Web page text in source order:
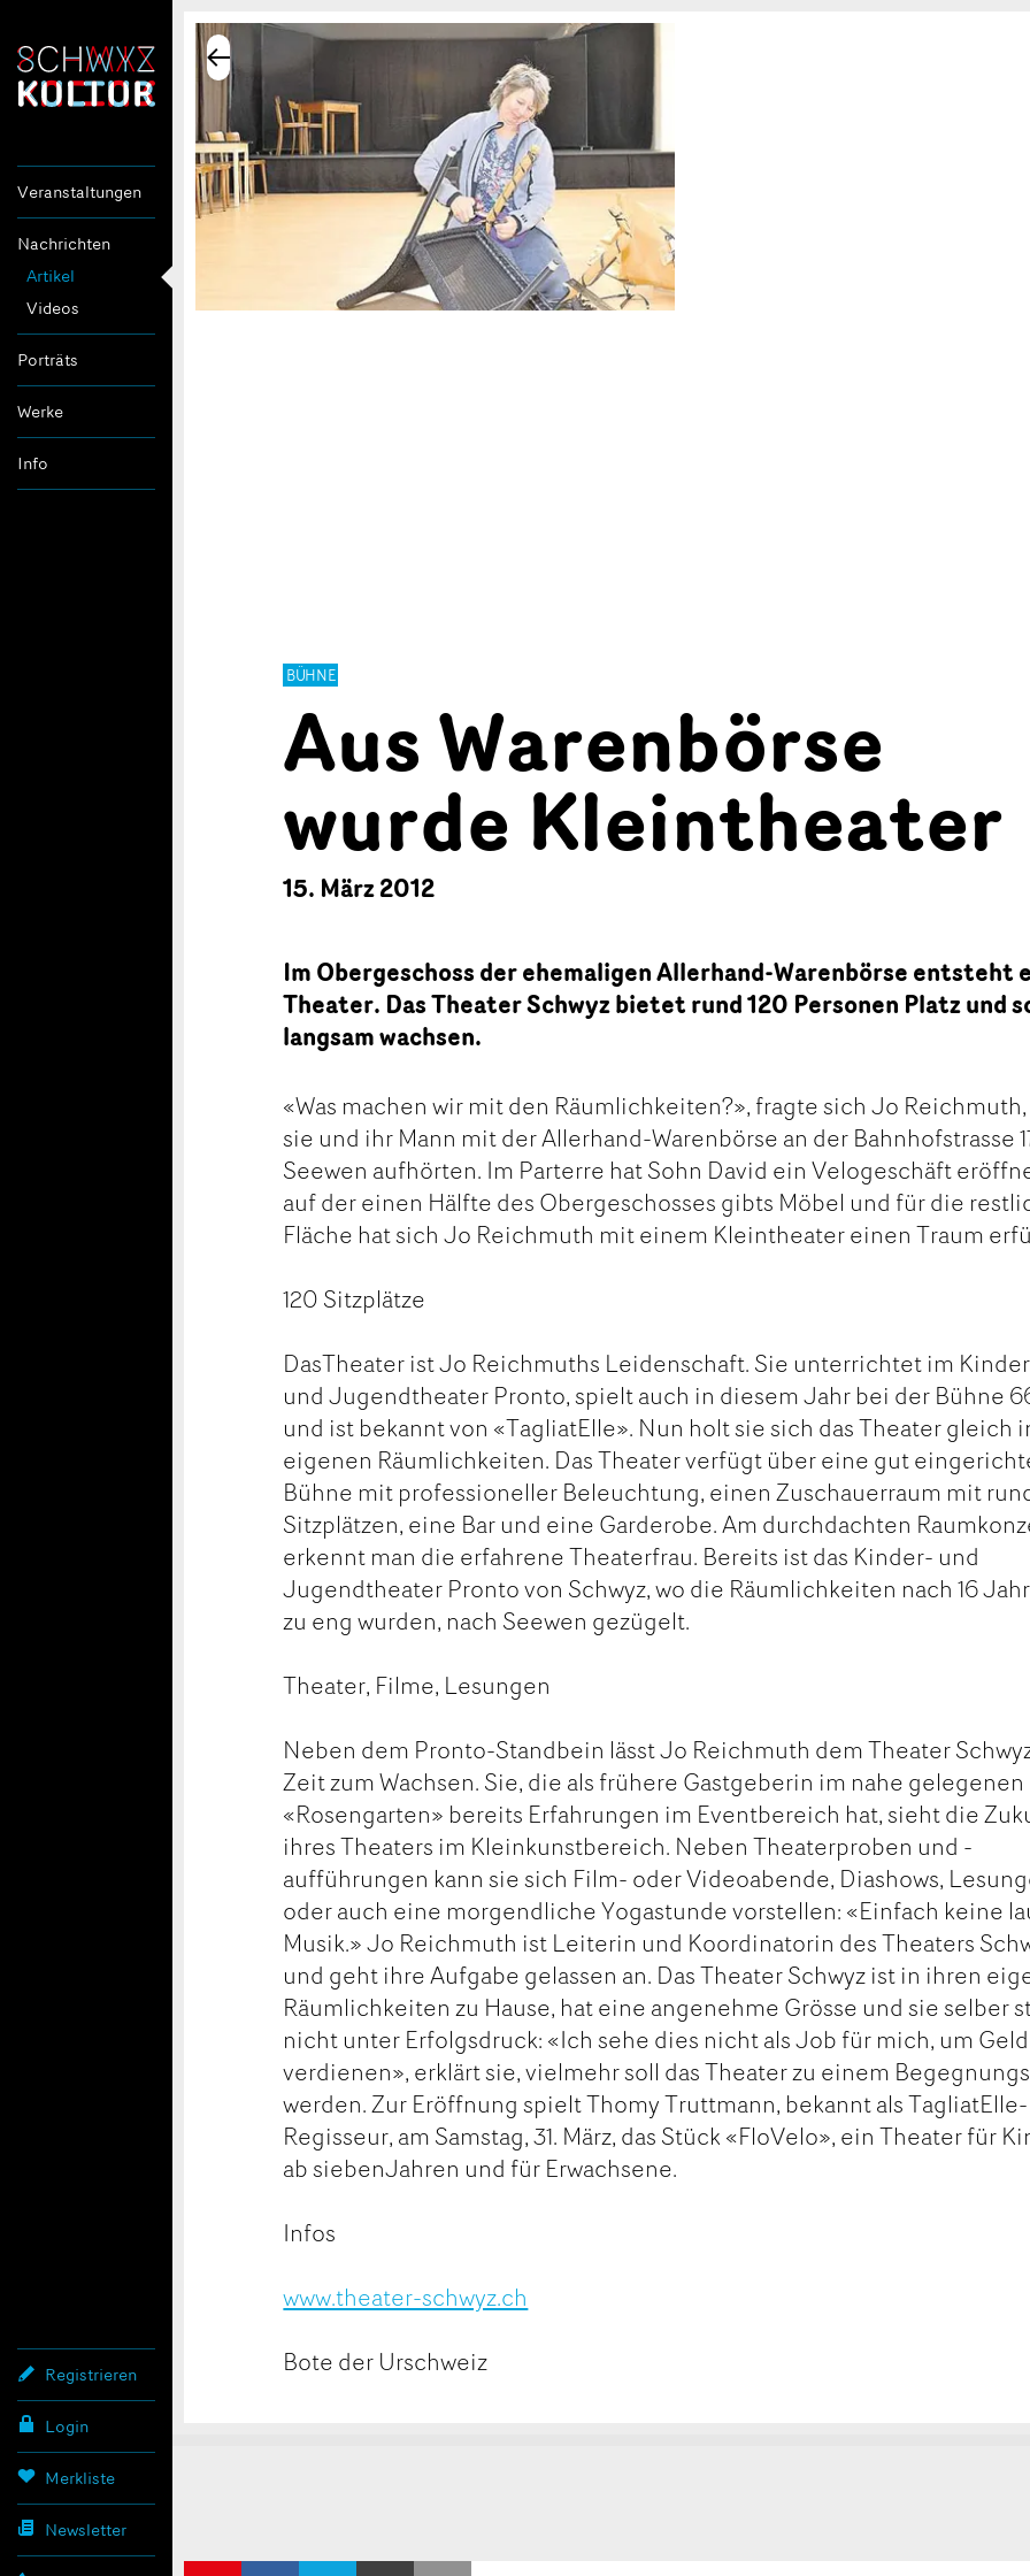
Veranstaltungen
Nachrichten
Artikel
Videos
Porträts
Werke
Info
Registrieren
Login
Merkliste
Newsletter
BÜHNE
Aus Warenbörse
wurde Kleintheater
15. März 2012
Im Obergeschoss der ehemaligen Allerhand-Warenbörse entsteht
Theater. Das Theater Schwyz bietet rund 120 Personen Platz und
langsam wachsen.
«Was machen wir mit den Räumlichkeiten?», fragte sich Jo Reichmuth,
sie und ihr Mann mit der Allerhand-Warenbörse an der Bahnhofstrasse
Seewen aufhörten. Im Parterre hat Sohn David ein Velogeschäft
auf der einen Hälfte des Obergeschosses gibts Möbel und für die
Fläche hat sich Jo Reichmuth mit einem Kleintheater einen Traum
120 Sitzplätze
DasTheater ist Jo Reichmuths Leidenschaft. Sie unterrichtet im
und Jugendtheater Pronto, spielt auch in diesem Jahr bei der Bühne
und ist bekannt von «TagliatElle». Nun holt sie sich das Theater gleich
eigenen Räumlichkeiten. Das Theater verfügt über eine gut
Bühne mit professioneller Beleuchtung, einen Zuschauerraum mit
Sitzplätzen, eine Bar und eine Garderobe. Am durchdachten
erkennt man die erfahrene Theaterfrau. Bereits ist das Kinder- und
Jugendtheater Pronto von Schwyz, wo die Räumlichkeiten nach 16
zu eng wurden, nach Seewen gezügelt.
Theater, Filme, Lesungen
Neben dem Pronto-Standbein lässt Jo Reichmuth dem Theater
Zeit zum Wachsen. Sie, die als frühere Gastgeberin im nahe gelegenen
«Rosengarten» bereits Erfahrungen im Eventbereich hat, sieht die
ihres Theaters im Kleinkunstbereich. Neben Theaterproben und -
aufführungen kann sie sich Film- oder Videoabende, Diashows,
oder auch eine morgendliche Yogastunde vorstellen: «Einfach keine
Musik.» Jo Reichmuth ist Leiterin und Koordinatorin des Theaters
und geht ihre Aufgabe gelassen an. Das Theater Schwyz ist in ihren
Räumlichkeiten zu Hause, hat eine angenehme Grösse und sie selber
nicht unter Erfolgsdruck: «Ich sehe dies nicht als Job für mich, um
verdienen», erklärt sie, vielmehr soll das Theater zu einem
werden. Zur Eröffnung spielt Thomy Truttmann, bekannt als TagliatElle-
Regisseur, am Samstag, 31. März, das Stück «FloVelo», ein Theater für
ab siebenJahren und für Erwachsene.
Infos
www.theater-schwyz.ch
Bote der Urschweiz